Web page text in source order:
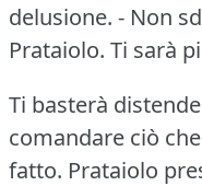
delusione. - Non
Prataiolo. Ti sarà
Ti basterà
comandare ciò
fatto. Prataiolo